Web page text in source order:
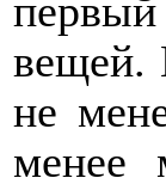
первый
вещей.
не
менее